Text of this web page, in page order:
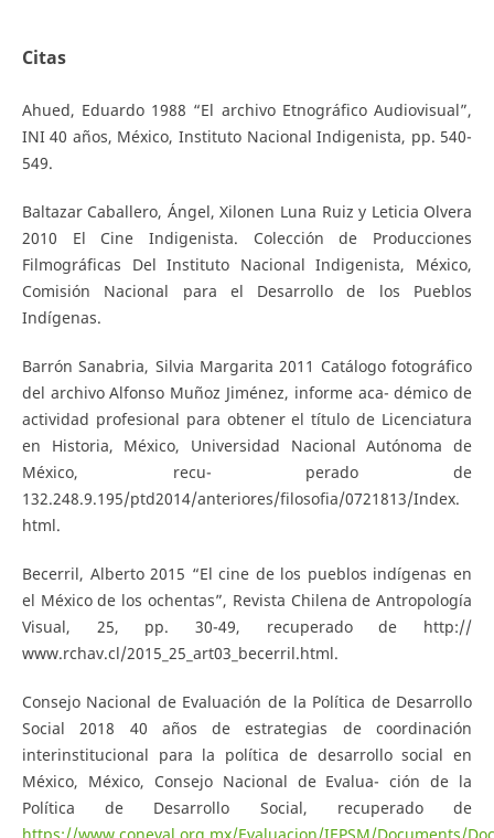
Citas
Ahued, Eduardo 1988 “El archivo Etnográfico Audiovisual”,
INI 40 años, México, Instituto Nacional Indigenista, pp. 540-
549.
Baltazar Caballero, Ángel, Xilonen Luna Ruiz y Leticia Olvera
2010 El Cine Indigenista. Colección de Producciones
Filmográficas Del Instituto Nacional Indigenista, México,
Comisión Nacional para el Desarrollo de los Pueblos
Indígenas.
Barrón Sanabria, Silvia Margarita 2011 Catálogo fotográfico
del archivo Alfonso Muñoz Jiménez, informe aca- démico de
actividad profesional para obtener el título de Licenciatura
en Historia, México, Universidad Nacional Autónoma de
México, recu- perado de
132.248.9.195/ptd2014/anteriores/filosofia/0721813/Index.
html.
Becerril, Alberto 2015 “El cine de los pueblos indígenas en
el México de los ochentas”, Revista Chilena de Antropología
Visual, 25, pp. 30-49, recuperado de http://
www.rchav.cl/2015_25_art03_becerril.html.
Consejo Nacional de Evaluación de la Política de Desarrollo
Social 2018 40 años de estrategias de coordinación
interinstitucional para la política de desarrollo social en
México, México, Consejo Nacional de Evalua- ción de la
Política de Desarrollo Social, recuperado de
https://www.coneval.org.mx/Evaluacion/IEPSM/Documents/